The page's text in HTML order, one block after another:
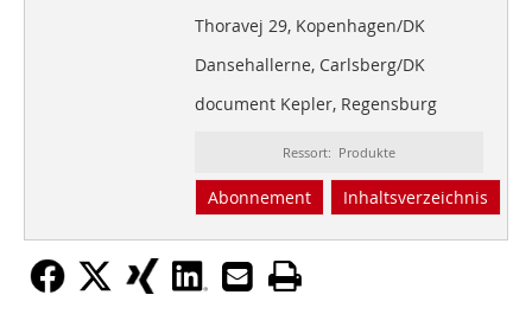
Thoravej 29, Kopenhagen/DK
Dansehallerne, Carlsberg/DK
document Kepler, Regensburg
Ressort: Produkte
Abonnement Inhaltsverzeichnis